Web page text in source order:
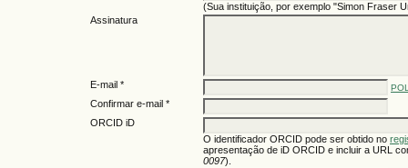
(Sua instituição, por exemplo "Simon Fraser
Assinatura
E-mail *
Confirmar e-mail *
ORCID iD
O identificador ORCID pode ser obtido no
apresentação de iD ORCID e incluir a URL
0097).